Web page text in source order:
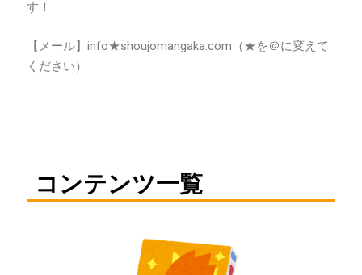
す！
【メール】info★shoujomangaka.com（★を＠に変えて
ください）
コンテンツ一覧